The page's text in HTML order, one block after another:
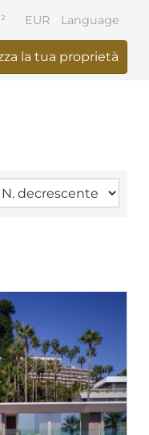
Language
la tua proprietà
EUR